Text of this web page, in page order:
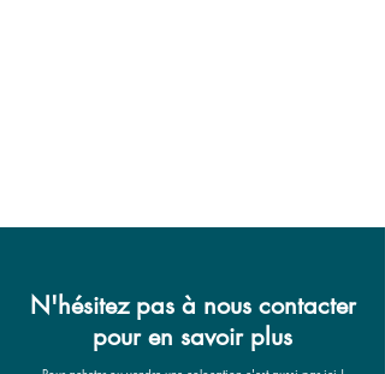
N'hésitez pas à nous contacter
pour en savoir plus